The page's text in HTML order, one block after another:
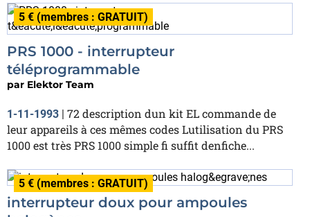
5 € (membres : GRATUIT)
PRS 1000 - interrupteur
téléprogrammable
par Elektor Team
1-11-1993 | 72 description dun kit EL commande de
leur appareils à ces mêmes codes Lutilisation du PRS
1000 est très PRS 1000 simple fi suffit denfiche...
5 € (membres : GRATUIT)
interrupteur doux pour ampoules